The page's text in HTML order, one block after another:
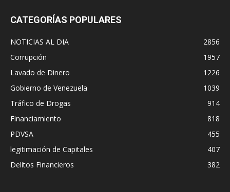
CATEGORÍAS POPULARES
NOTICIAS AL DIA
2856
Corrupción
1957
Lavado de Dinero
1226
Gobierno de Venezuela
1039
Tráfico de Drogas
914
Financiamiento
818
PDVSA
455
legitimación de Capitales
407
Delitos Financieros
382